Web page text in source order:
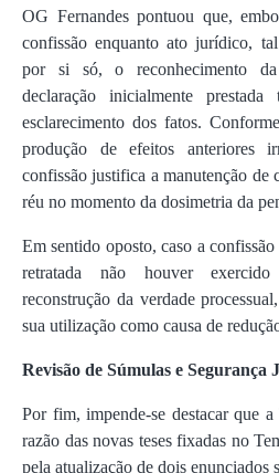
OG Fernandes pontuou que,
confissão enquanto ato jurídico,
por si só, o reconhecimento
declaração inicialmente
esclarecimento dos fatos.
produção de efeitos anteriores
confissão justifica a manutenção de
réu no momento da dosimetria da
Em sentido oposto, caso a
retratada não houver
reconstrução da verdade
sua utilização como causa de
Revisão de Súmulas e Segurança
Por fim, impende-se destacar que
razão das novas teses fixadas no
pela atualização de dois enunciados